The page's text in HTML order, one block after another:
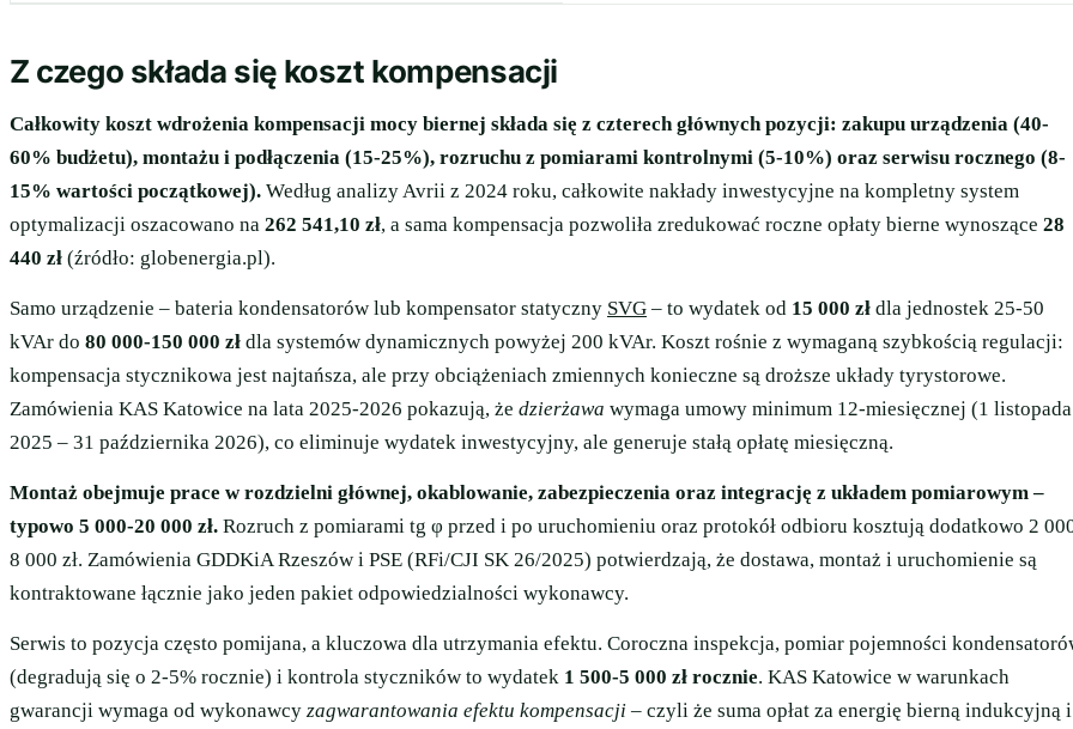
Z czego składa się koszt kompensacji
Całkowity koszt wdrożenia kompensacji mocy biernej składa się z czterech głównych pozycji: zakupu urządzenia (40-
60% budżetu), montażu i podłączenia (15-25%), rozruchu z pomiarami kontrolnymi (5-10%) oraz serwisu rocznego (8-
15% wartości początkowej). Według analizy Avrii z 2024 roku, całkowite nakłady inwestycyjne na kompletny system
optymalizacji oszacowano na 262 541,10 zł, a sama kompensacja pozwoliła zredukować roczne opłaty bierne wynoszące 28
440 zł (źródło: globenergia.pl).
Samo urządzenie – bateria kondensatorów lub kompensator statyczny SVG – to wydatek od 15 000 zł dla jednostek 25-50
kVAr do 80 000-150 000 zł dla systemów dynamicznych powyżej 200 kVAr. Koszt rośnie z wymaganą szybkością regulacji:
kompensacja stycznikowa jest najtańsza, ale przy obciążeniach zmiennych konieczne są droższe układy tyrystorowe.
Zamówienia KAS Katowice na lata 2025-2026 pokazują, że dzierżawa wymaga umowy minimum 12-miesięcznej (1 listopada
2025 – 31 października 2026), co eliminuje wydatek inwestycyjny, ale generuje stałą opłatę miesięczną.
Montaż obejmuje prace w rozdzielni głównej, okablowanie, zabezpieczenia oraz integrację z układem pomiarowym –
typowo 5 000-20 000 zł. Rozruch z pomiarami tg φ przed i po uruchomieniu oraz protokół odbioru kosztują dodatkowo 2
8 000 zł. Zamówienia GDDKiA Rzeszów i PSE (RFi/CJI SK 26/2025) potwierdzają, że dostawa, montaż i uruchomienie są
kontraktowane łącznie jako jeden pakiet odpowiedzialności wykonawcy.
Serwis to pozycja często pomijana, a kluczowa dla utrzymania efektu. Coroczna inspekcja, pomiar pojemności
(degradują się o 2-5% rocznie) i kontrola styczników to wydatek 1 500-5 000 zł rocznie. KAS Katowice w warunkach
gwarancji wymaga od wykonawcy zagwarantowania efektu kompensacji – czyli że suma opłat za energię bierną indukcyjną i